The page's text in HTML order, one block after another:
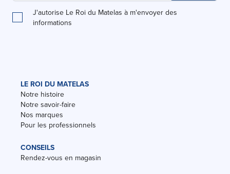
J'autorise Le Roi du Matelas à m'envoyer des
informations
LE ROI DU MATELAS
Notre histoire
Notre savoir-faire
Nos marques
Pour les professionnels
CONSEILS
Rendez-vous en magasin